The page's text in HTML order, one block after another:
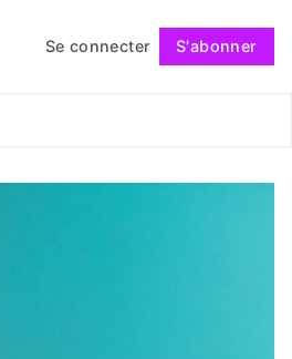
Se connecter S'abonner
Suivre